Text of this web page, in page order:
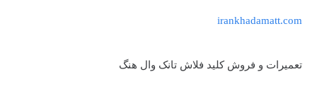
irankhadamatt.com
تعمیرات و فروش کلید فلاش تانک وال هنگ